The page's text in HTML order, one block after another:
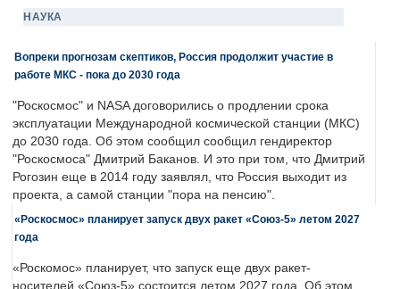
НАУКА
Вопреки прогнозам скептиков, Россия продолжит участие в
работе МКС - пока до 2030 года
"Роскосмос" и NASA договорились о продлении срока
эксплуатации Международной космической станции (МКС)
до 2030 года. Об этом сообщил сообщил гендиректор
"Роскосмоса" Дмитрий Баканов. И это при том, что Дмитрий
Рогозин еще в 2014 году заявлял, что Россия выходит из
проекта, а самой станции "пора на пенсию".
«Роскосмос» планирует запуск двух ракет «Союз-5» летом 2027
года
«Роскомос» планирует, что запуск еще двух ракет-
носителей «Союз-5» состоится летом 2027 года. Об этом